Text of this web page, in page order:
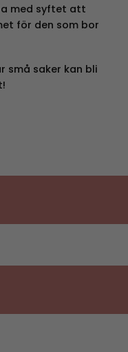
med syftet att
för den som bor
små saker kan bli